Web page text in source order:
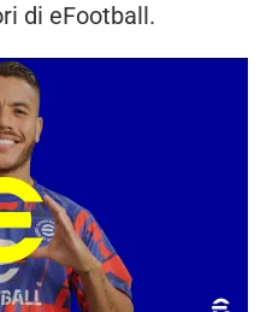
di eFootball.